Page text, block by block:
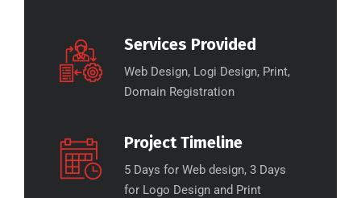
Services Provided
Web Design, Logi Design, Print,
Domain Registration
Project Timeline
5 Days for Web design, 3 Days
for Logo Design and Print